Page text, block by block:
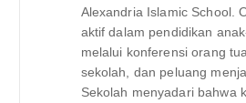
Alexandria Islamic School.
aktif dalam pendidikan
melalui konferensi orang
sekolah, dan peluang
Sekolah menyadari bahwa